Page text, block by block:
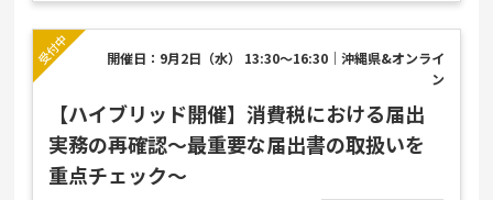
開催日：9月2日（水） 13:30～16:30｜沖縄県&オンライ
ン
【ハイブリッド開催】消費税における届出
実務の再確認～最重要な届出書の取扱いを
重点チェック～